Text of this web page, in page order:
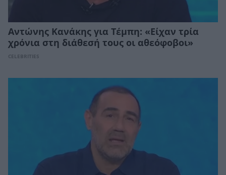
Αντώνης Κανάκης για Τέμπη: «Είχαν τρία
χρόνια στη διάθεσή τους οι αθεόφοβοι»
CELEBRITIES